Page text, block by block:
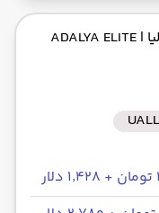
| ADALYA ELITE
UALL